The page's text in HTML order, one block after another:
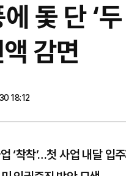
돛 단 ‘
감면
18:12
‘착착’…첫 사업 내달 입